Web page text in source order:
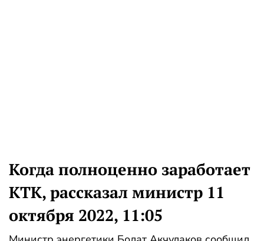
Когда полноценно заработает
КТК, рассказал министр 11
октября 2022, 11:05